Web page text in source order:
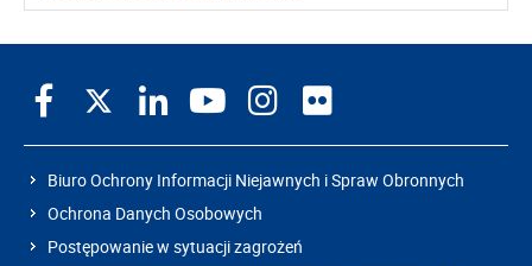
Biuro Ochrony Informacji Niejawnych i Spraw Obronnych
Ochrona Danych Osobowych
Postępowanie w sytuacji zagrożeń